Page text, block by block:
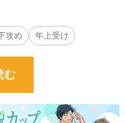
ない心の穴と切ない恋の物
攻め 年上受け
む